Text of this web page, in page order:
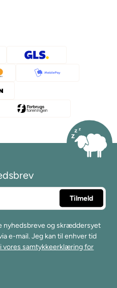
nyhedsbreve og skræddersyet
e-mail. Jeg kan til enhver tid
vores samtykkeerklæring for